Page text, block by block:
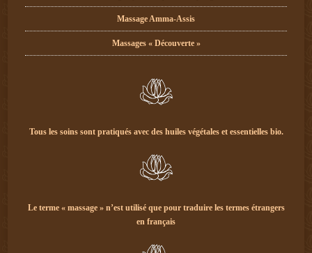
Massage Amma-Assis
Massages « Découverte »
Tous les soins sont pratiqués avec des huiles végétales et essentielles bio.
Le terme « massage » n’est utilisé que pour traduire les termes étrangers
en français